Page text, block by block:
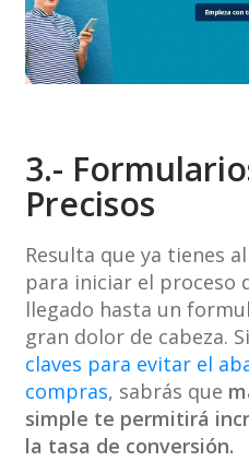
3.-
Precisos
Resulta que ya tienes
para iniciar el proceso
llegado hasta un
gran dolor de cabeza.
claves para evitar el
compras, sabrás que
simple te permitirá
la tasa de conversión.